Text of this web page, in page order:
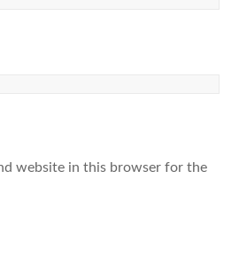
website in this browser for the